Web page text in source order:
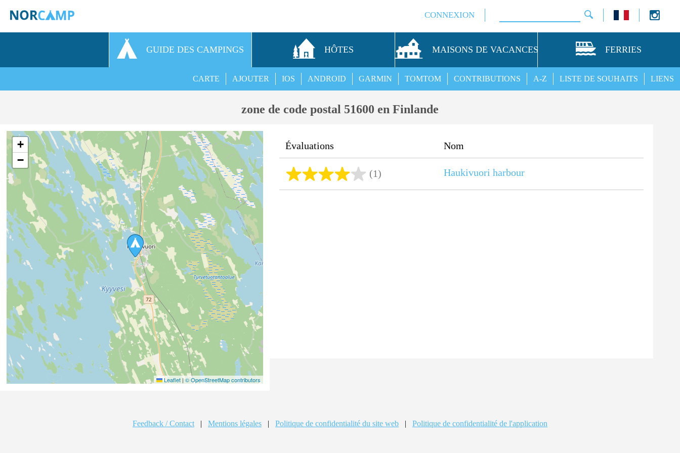
CONNEXION
GUIDE DES CAMPINGS HÔTES MAISONS DE VACANCES FERRIES
LIENS
LISTE DE SOUHAITS
A-Z
CONTRIBUTIONS
TOMTOM
GARMIN
ANDROID
IOS
AJOUTER
CARTE
zone de code postal 51600 en Finlande
+
−
Leaflet | © OpenStreetMap contributors
Évaluations Nom
(1) Haukivuori harbour
Feedback / Contact | Mentions légales | Politique de confidentialité du site web | Politique de confidentialité de l'application